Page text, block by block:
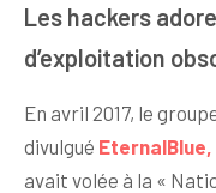
Les hackers
d’exploitation
En avril 2017, le
divulgué EternalBlue,
avait volée à la «